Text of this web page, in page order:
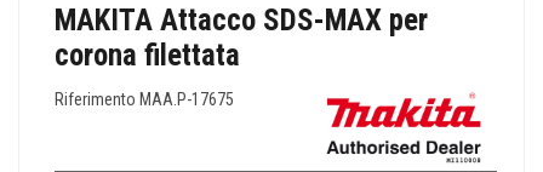
MAKITA Attacco SDS-MAX per
corona filettata
Riferimento MAA.P-17675